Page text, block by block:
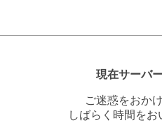
現在サーバ
ご迷惑をおか
しばらく時間を